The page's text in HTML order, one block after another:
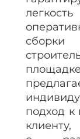
подход к
клиенту,